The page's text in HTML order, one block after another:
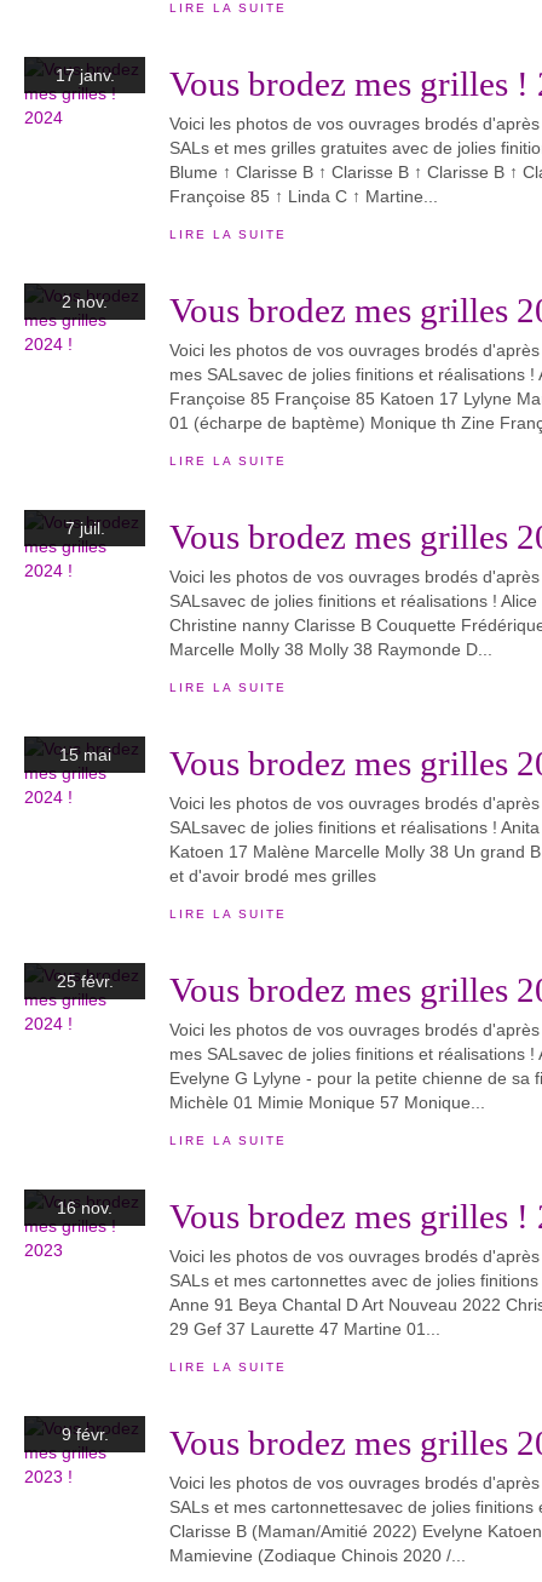
LIRE LA SUITE
17 janv. Vous brodez mes grilles !
Voici les photos de vos ouvrages brodés
SALs et mes grilles gratuites avec de jolies
Blume ↑ Clarisse B ↑ Clarisse B ↑ Clarisse B ↑
Françoise 85 ↑ Linda C ↑ Martine...
LIRE LA SUITE
2 nov. Vous brodez mes grilles
Voici les photos de vos ouvrages brodés
mes SALsavec de jolies finitions et réalisations !
Françoise 85 Françoise 85 Katoen 17 Lylyne
01 (écharpe de baptème) Monique th Zine
LIRE LA SUITE
7 juil. Vous brodez mes grilles
Voici les photos de vos ouvrages brodés
SALsavec de jolies finitions et réalisations !
Christine nanny Clarisse B Couquette
Marcelle Molly 38 Molly 38 Raymonde D...
LIRE LA SUITE
15 mai Vous brodez mes grilles
Voici les photos de vos ouvrages brodés
SALsavec de jolies finitions et réalisations !
Katoen 17 Malène Marcelle Molly 38 Un grand
et d'avoir brodé mes grilles
LIRE LA SUITE
25 févr. Vous brodez mes grilles
Voici les photos de vos ouvrages brodés
mes SALsavec de jolies finitions et réalisations !
Evelyne G Lylyne - pour la petite chienne de sa
Michèle 01 Mimie Monique 57 Monique...
LIRE LA SUITE
16 nov. Vous brodez mes grilles !
Voici les photos de vos ouvrages brodés
SALs et mes cartonnettes avec de jolies
Anne 91 Beya Chantal D Art Nouveau 2022
29 Gef 37 Laurette 47 Martine 01...
LIRE LA SUITE
9 févr. Vous brodez mes grilles
Voici les photos de vos ouvrages brodés
SALs et mes cartonnettesavec de jolies finitions
Clarisse B (Maman/Amitié 2022) Evelyne
Mamievine (Zodiaque Chinois 2020 /...